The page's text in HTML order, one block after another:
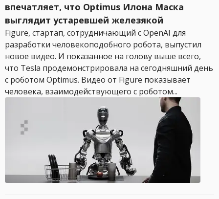
впечатляет, что Optimus Илона Маска
выглядит устаревшей железякой
Figure, стартап, сотрудничающий с OpenAI для
разработки человекоподобного робота, выпустил
новое видео. И показанное на голову выше всего,
что Tesla продемонстрировала на сегодняшний день
с роботом Optimus. Видео от Figure показывает
человека, взаимодействующего с роботом...